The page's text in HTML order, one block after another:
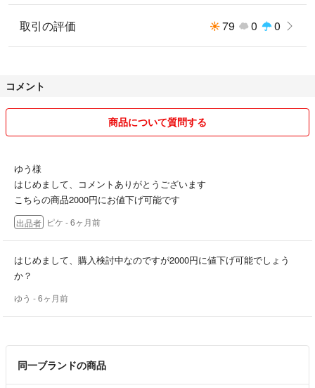
取引の評価 79 0 0
コメント
商品について質問する
ゆう様
はじめまして、コメントありがとうございます
こちらの商品2000円にお値下げ可能です
出品者 ピケ - 6ヶ月前
はじめまして、購入検討中なのですが2000円に値下げ可能でしょう
か？
ゆう - 6ヶ月前
同一ブランドの商品